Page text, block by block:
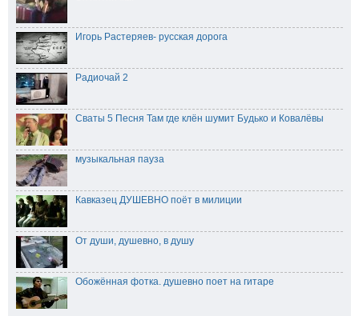
Игорь Растеряев- русская дорога
Радиочай 2
Сваты 5 Песня Там где клён шумит Будько и Ковалёвы
музыкальная пауза
Кавказец ДУШЕВНО поёт в милиции
От души, душевно, в душу
Обожённая фотка. душевно поет на гитаре